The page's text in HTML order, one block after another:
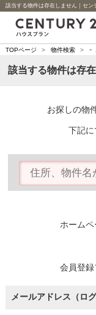
該当する物件は存在しません｜セン
TOPページ > 物件検索 > -
該当する物件は存
お探しの物
下記に
ホーム
会員登録
メールアドレス（ログ